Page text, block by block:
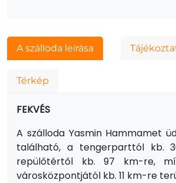
A szálloda leírása
Térkép
FEKVÉS
A szálloda Yasmin Hammamet
található, a tengerparttól kb.
repülőtértől kb. 97 km-re,
városközpontjától kb. 11 km-re